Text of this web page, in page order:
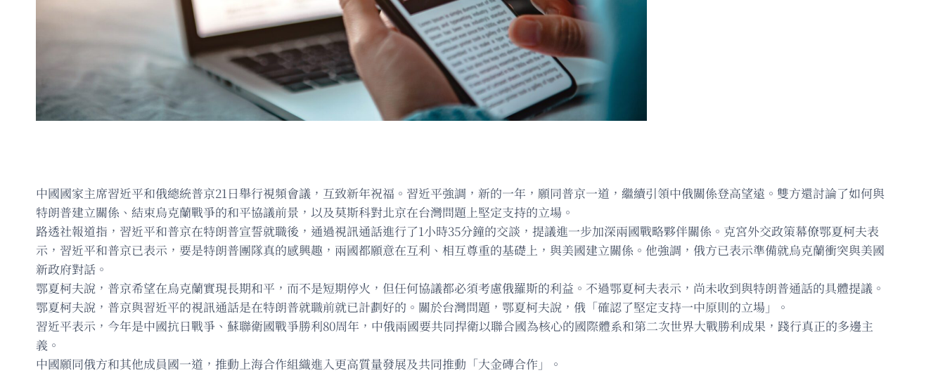
中國國家主席習近平和俄總統普京21日舉行視頻會議，互致新年祝福。習近平強調，新的一年，願同普京一道，繼續引領中俄關係登高望遠。雙方還討論了如何與
特朗普建立關係、結束烏克蘭戰爭的和平協議前景，以及莫斯科對北京在台灣問題上堅定支持的立場。
路透社報道指，習近平和普京在特朗普宣誓就職後，通過視訊通話進行了1小時35分鐘的交談，提議進一步加深兩國戰略夥伴關係。克宮外交政策幕僚鄂夏柯夫表
示，習近平和普京已表示，要是特朗普團隊真的感興趣，兩國都願意在互利、相互尊重的基礎上，與美國建立關係。他強調，俄方已表示準備就烏克蘭衝突與美國
新政府對話。
鄂夏柯夫說，普京希望在烏克蘭實現長期和平，而不是短期停火，但任何協議都必須考慮俄羅斯的利益。不過鄂夏柯夫表示，尚未收到與特朗普通話的具體提議。
鄂夏柯夫說，普京與習近平的視訊通話是在特朗普就職前就已計劃好的。關於台灣問題，鄂夏柯夫說，俄「確認了堅定支持一中原則的立場」。
習近平表示，今年是中國抗日戰爭、蘇聯衛國戰爭勝利80周年，中俄兩國要共同捍衛以聯合國為核心的國際體系和第二次世界大戰勝利成果，踐行真正的多邊主
義。
中國願同俄方和其他成員國一道，推動上海合作組織進入更高質量發展及共同推動「大金磚合作」。